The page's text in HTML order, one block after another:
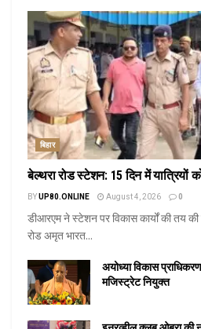
बिहार
बेल्थरा रोड स्टेशन: 15 दिन में यात्रियों
BYUP80.ONLINE August 4, 2026 0
डीआरएम ने स्टेशन पर विकास कार्यों की तय
रोड अमृत भारत...
अयोध्या विकास
मजिस्ट्रेट नियुक्त